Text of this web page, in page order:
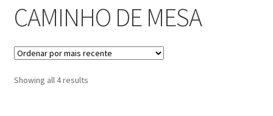
Finalidade do Bazar
Informações
Loja
CAMINHO DE MESA
Showing all 4 resultsSorted